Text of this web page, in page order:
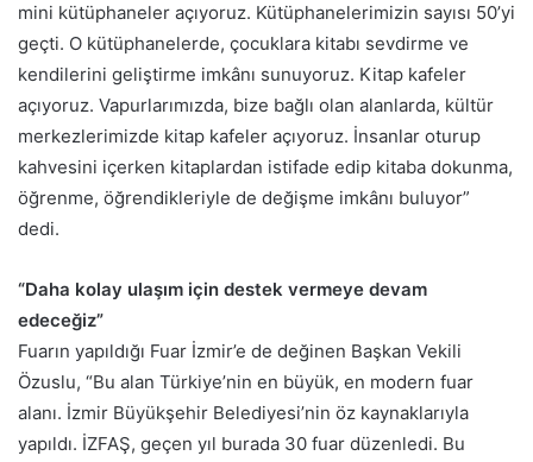
mini kütüphaneler açıyoruz. Kütüphanelerimizin sayısı 50’yi
geçti. O kütüphanelerde, çocuklara kitabı sevdirme ve
kendilerini geliştirme imkânı sunuyoruz. Kitap kafeler
açıyoruz. Vapurlarımızda, bize bağlı olan alanlarda, kültür
merkezlerimizde kitap kafeler açıyoruz. İnsanlar oturup
kahvesini içerken kitaplardan istifade edip kitaba dokunma,
öğrenme, öğrendikleriyle de değişme imkânı buluyor”
dedi.
“Daha kolay ulaşım için destek vermeye devam
edeceğiz”
Fuarın yapıldığı Fuar İzmir’e de değinen Başkan Vekili
Özuslu, “Bu alan Türkiye’nin en büyük, en modern fuar
alanı. İzmir Büyükşehir Belediyesi’nin öz kaynaklarıyla
yapıldı. İZFAŞ, geçen yıl burada 30 fuar düzenledi. Bu